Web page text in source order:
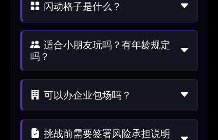
闪动格子是什么？
适合小朋友玩吗？有年龄规定
吗？
可以办企业包场吗？
挑战前需要签署风险承担说明